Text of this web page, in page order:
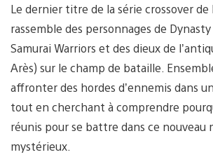
Le dernier titre de la série crossover de
rassemble des personnages de Dynasty
Samurai Warriors et des dieux de
Arès) sur le champ de bataille.
affronter des hordes d’ennemis dans
tout en cherchant à comprendre
réunis pour se battre dans ce nouveau
mystérieux.